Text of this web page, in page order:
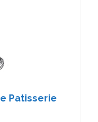
Patisserie